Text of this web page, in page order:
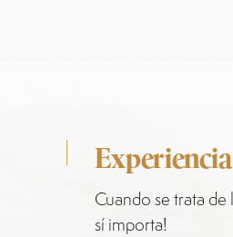
Experiencia
Cuando se trata de
sí importa!